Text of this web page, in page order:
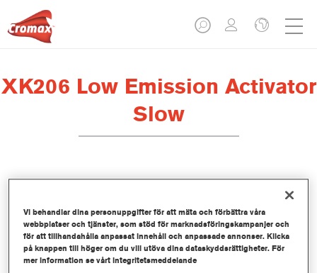
XK206 Low Emission Activator
Slow
Produktfunktioner
Product Variant
1LT
Vi behandlar dina personuppgifter för att mäta och förbättra våra
webbplatser och tjänster, som stöd för marknadsföringskampanjer och
för att tillhandahålla anpassat innehåll och anpassade annonser. Klicka
på knappen till höger om du vill utöva dina dataskyddsrättigheter. För
mer information se vårt integritetsmeddelande